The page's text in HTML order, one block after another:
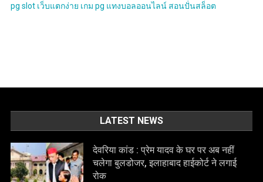
pg slot เว็บแตกง่าย เกม pg แทงบอลออนไลน์ สอนปั่นสล็อต
LATEST NEWS
देवरिया कांड : प्रेम यादव के घर पर अब नहीं
चलेगा बुलडोजर, इलाहाबाद हाईकोर्ट ने लगाई
रोक